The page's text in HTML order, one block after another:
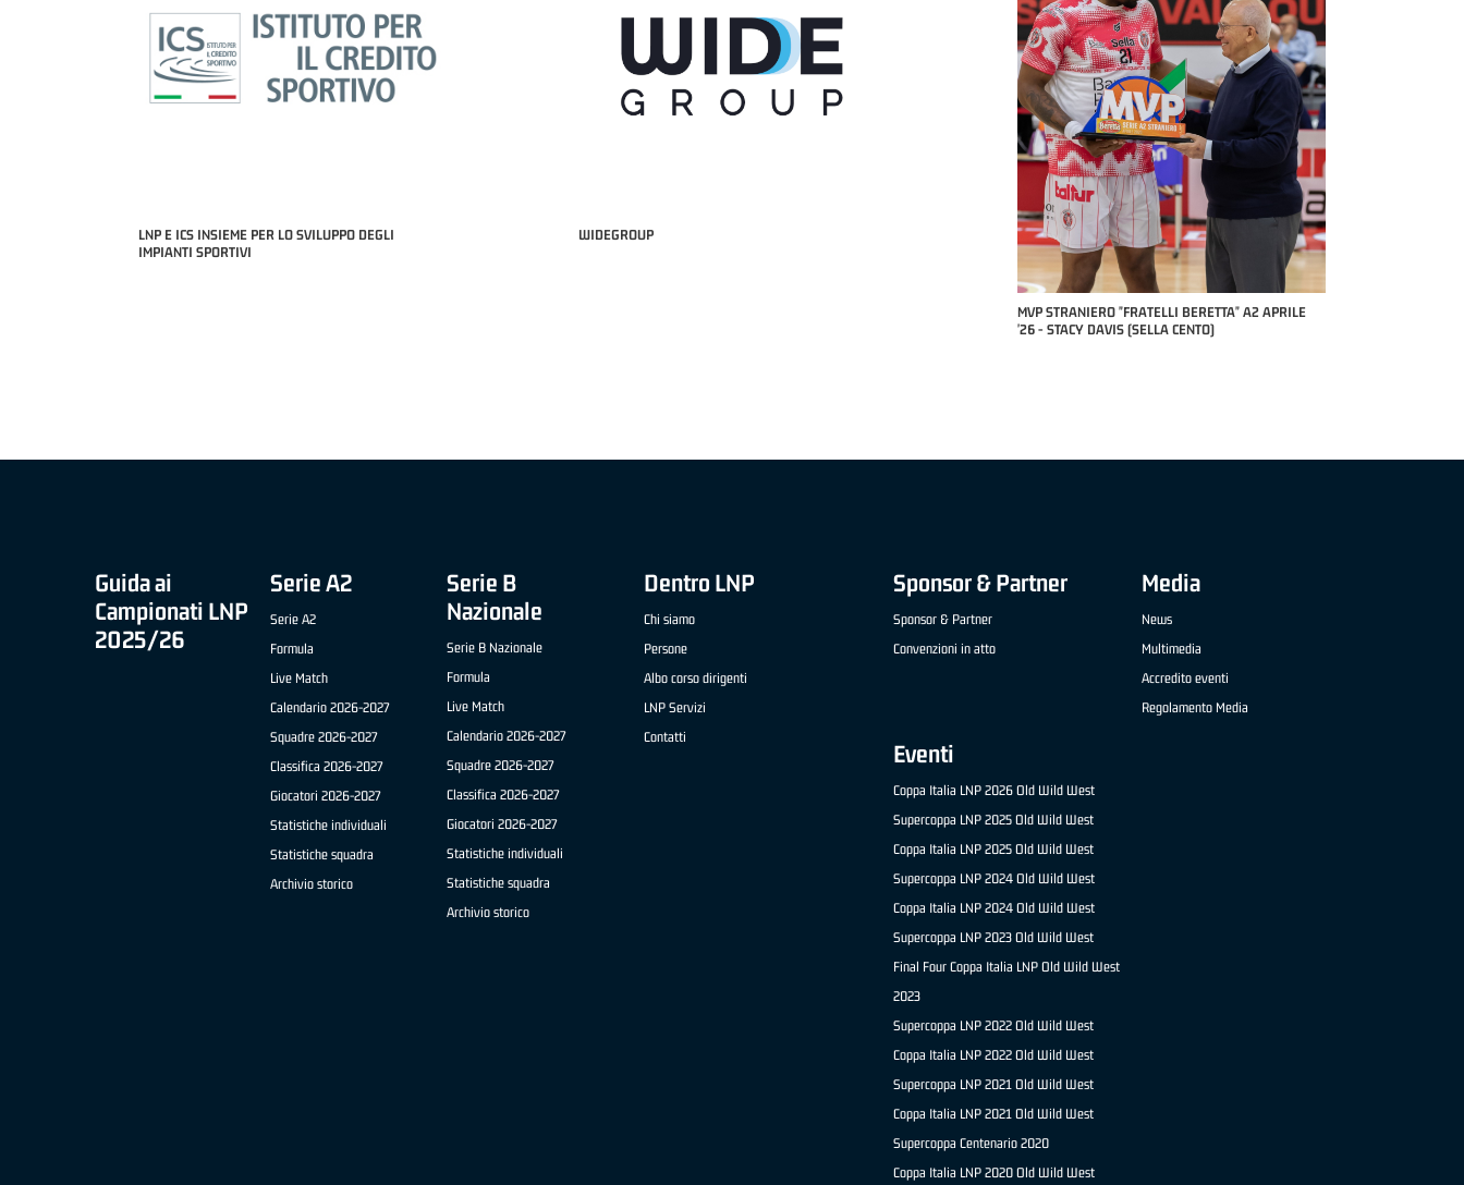
LNP E ICS INSIEME PER LO SVILUPPO DEGLI
IMPIANTI SPORTIVI
WIDEGROUP
MVP STRANIERO "FRATELLI BERETTA" A2 APRILE
'26 - STACY DAVIS (SELLA CENTO)
Guida ai
Campionati LNP
2025/26
Serie A2
Serie A2
Formula
Live Match
Calendario 2026-2027
Squadre 2026-2027
Classifica 2026-2027
Giocatori 2026-2027
Statistiche individuali
Statistiche squadra
Archivio storico
Serie B
Nazionale
Serie B Nazionale
Formula
Live Match
Calendario 2026-2027
Squadre 2026-2027
Classifica 2026-2027
Giocatori 2026-2027
Statistiche individuali
Statistiche squadra
Archivio storico
Dentro LNP
Chi siamo
Persone
Albo corso dirigenti
LNP Servizi
Contatti
Sponsor & Partner
Sponsor & Partner
Convenzioni in atto
Media
News
Multimedia
Accredito eventi
Regolamento Media
Eventi
Coppa Italia LNP 2026 Old Wild West
Supercoppa LNP 2025 Old Wild West
Coppa Italia LNP 2025 Old Wild West
Supercoppa LNP 2024 Old Wild West
Coppa Italia LNP 2024 Old Wild West
Supercoppa LNP 2023 Old Wild West
Final Four Coppa Italia LNP Old Wild West
2023
Supercoppa LNP 2022 Old Wild West
Coppa Italia LNP 2022 Old Wild West
Supercoppa LNP 2021 Old Wild West
Coppa Italia LNP 2021 Old Wild West
Supercoppa Centenario 2020
Coppa Italia LNP 2020 Old Wild West